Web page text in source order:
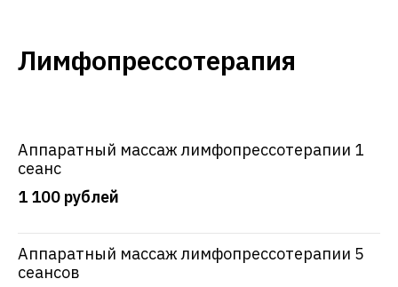
Лимфопрессотерапия
Аппаратный массаж лимфопрессотерапии 1
сеанс
1 100 рублей
Аппаратный массаж лимфопрессотерапии 5
сеансов